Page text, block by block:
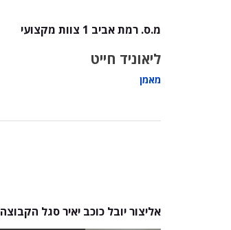
מ.ס. רמת אביב 1 צוות מקצועי
ליאוניד חייט
מאמן
אליצור יובל כוכב יאיר סגל הקבוצה